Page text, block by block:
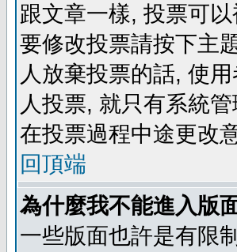
跟文章一樣, 投票可
要修改投票請按下主
人放棄投票的話, 使
人投票, 就只有系統
在投票過程中途更改
回頂端
為什麼我不能進入版
一些版面也許是有限